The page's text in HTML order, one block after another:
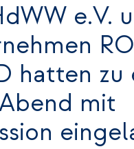
e.V.
hatten zu
mit